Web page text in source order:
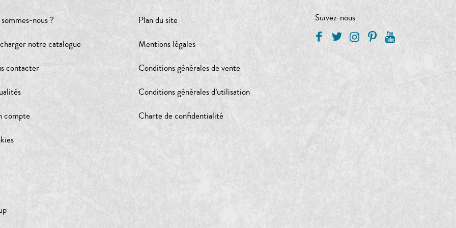
nous ?
notre catalogue
contacter
compte
Plan du site
Mentions légales
Conditions générales de vente
Conditions générales d’utilisation
Charte de confidentialité
Suivez-nous